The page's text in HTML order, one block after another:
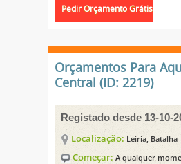
Orçamentos Para
Central (ID: 2219)
Registado desde 13-10-
Localização: Leiria, Batalha
Começar: A qualquer